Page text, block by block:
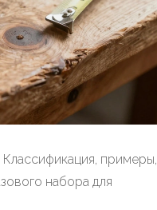
примеры,
набора для